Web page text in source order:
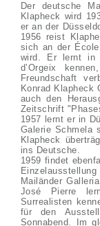
Der deutsche
Klapheck wird
er an der
1956 reist
sich an der
wird. Er lernt in
d’Orgeix
Freundschaft
Konrad Klapheck
auch den
Zeitschrift
1957 lernt er in
Galerie Schmela
Klapheck
ins Deutsche.
1959 findet
Mailänder
José Pierre
Surrealisten
für den
Sonnabend. Im